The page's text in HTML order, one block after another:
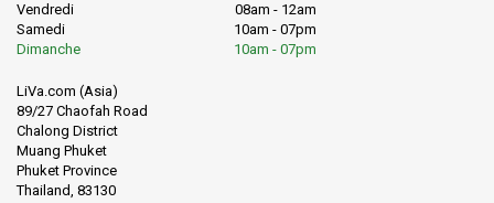
Vendredi
08am - 12am
Samedi
10am - 07pm
Dimanche
10am - 07pm
LiVa.com (Asia)
89/27 Chaofah Road
Chalong District
Muang Phuket
Phuket Province
Thailand, 83130